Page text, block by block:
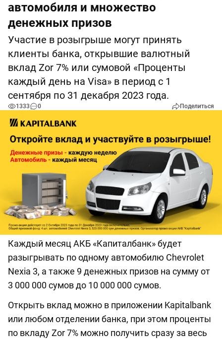
автомобиля и множество
денежных призов
Участие в розыгрыше могут принять
клиенты банка, открывшие валютный
вклад Zor 7% или сумовой «Проценты
каждый день на Visa» в период с 1
сентября по 31 декабря 2023 года.
1333 0 Поделиться
Каждый месяц АКБ «Капиталбанк» будет
разыгрывать по одному автомобилю Chevrolet
Nexia 3, а также 9 денежных призов на сумму от
3 000 000 сумов до 10 000 000 сумов.
Открыть вклад можно в приложении Kapitalbank
или любом отделении банка, при этом проценты
по вкладу Zor 7% можно получить сразу за весь